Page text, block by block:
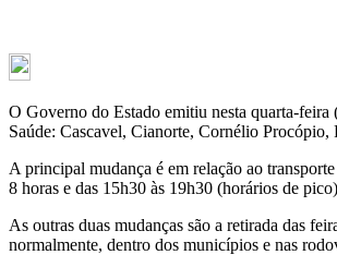
O Governo do Estado emitiu nesta quarta-feira
Saúde: Cascavel, Cianorte, Cornélio
A principal mudança é em relação ao
8 horas e das 15h30 às 19h30 (horários de
As outras duas mudanças são a retirada das
normalmente, dentro dos municípios e nas